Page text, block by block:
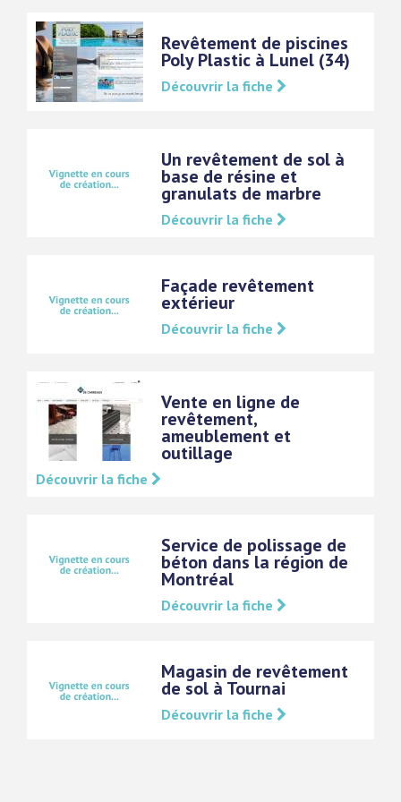
Revêtement de piscines
Poly Plastic à Lunel (34)
Découvrir la fiche
Un revêtement de sol à
base de résine et
granulats de marbre
Découvrir la fiche
Façade revêtement
extérieur
Découvrir la fiche
Vente en ligne de
revêtement,
ameublement et
outillage
Découvrir la fiche
Service de polissage de
béton dans la région de
Montréal
Découvrir la fiche
Magasin de revêtement
de sol à Tournai
Découvrir la fiche